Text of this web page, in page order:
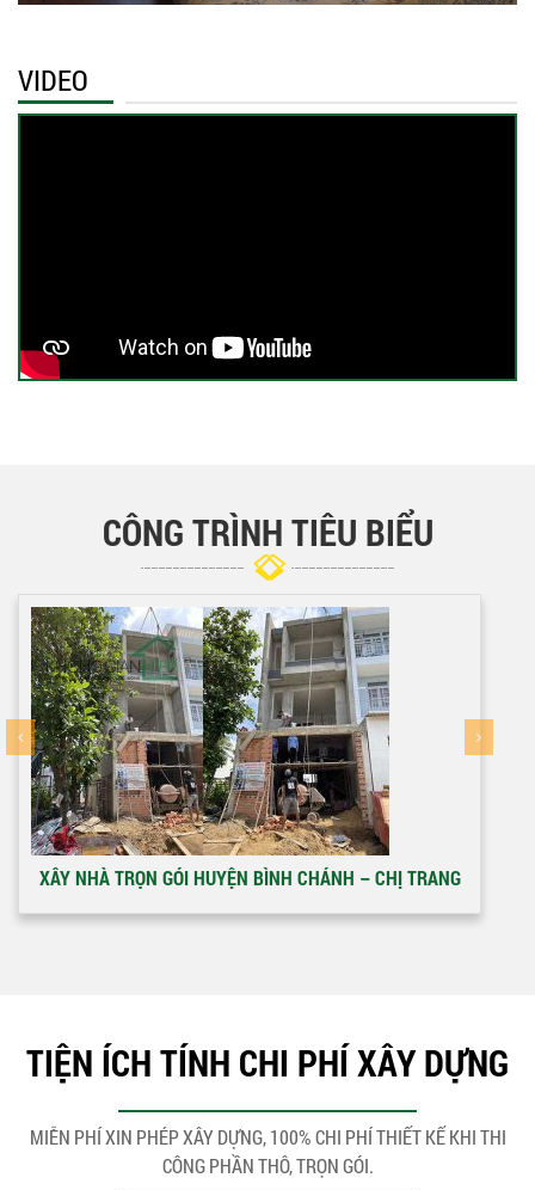
VIDEO
CÔNG TRÌNH TIÊU BIỂU
XÂY NHÀ TRỌN GÓI HUYỆN BÌNH CHÁNH – CHỊ TRANG
TIỆN ÍCH TÍNH CHI PHÍ XÂY DỰNG
MIỄN PHÍ XIN PHÉP XÂY DỰNG, 100% CHI PHÍ THIẾT KẾ KHI THI
CÔNG PHẦN THÔ, TRỌN GÓI.